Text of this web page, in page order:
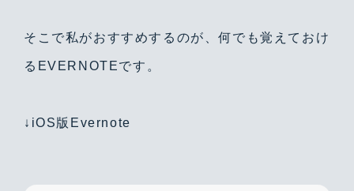
そこで私がおすすめするのが、何でも覚えておけ
るEVERNOTEです。
↓iOS版Evernote